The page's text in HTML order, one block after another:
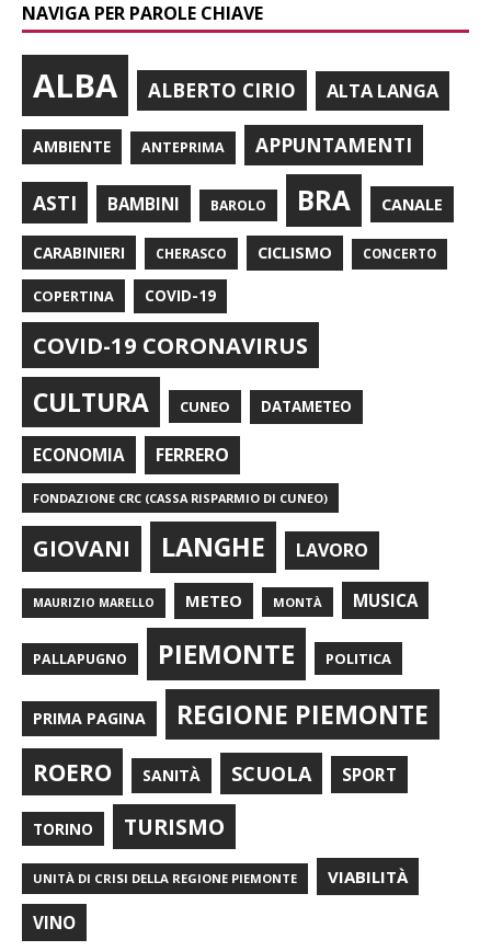
NAVIGA PER PAROLE CHIAVE
ALBA ALBERTO CIRIO ALTA LANGA
AMBIENTE ANTEPRIMA APPUNTAMENTI
ASTI BAMBINI BAROLO BRA CANALE
CARABINIERI CHERASCO CICLISMO CONCERTO
COPERTINA COVID-19
COVID-19 CORONAVIRUS
CULTURA CUNEO DATAMETEO
ECONOMIA FERRERO
FONDAZIONE CRC (CASSA RISPARMIO DI CUNEO)
GIOVANI LANGHE LAVORO
MAURIZIO MARELLO METEO MONTÀ MUSICA
PALLAPUGNO PIEMONTE POLITICA
PRIMA PAGINA REGIONE PIEMONTE
ROERO SANITÀ SCUOLA SPORT
TORINO TURISMO
UNITÀ DI CRISI DELLA REGIONE PIEMONTE VIABILITÀ
VINO